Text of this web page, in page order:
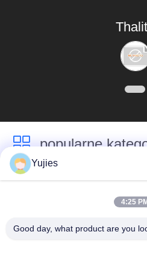
popularne
Yujies
4:25 PM
Good day, what product are you